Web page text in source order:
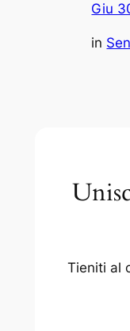
Giu
in
Tieniti al